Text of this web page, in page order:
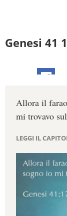
Genesi 41
Allora il
mi trovavo
LEGGI IL